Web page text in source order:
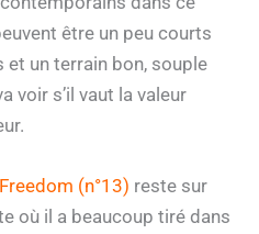
être un peu courts
un terrain bon, souple
voir s’il vaut la valeur
(n°13) reste sur
où il a beaucoup tiré dans